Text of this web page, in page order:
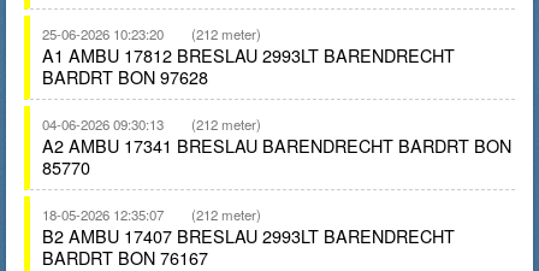
25-06-2026 10:23:20 (212 meter)
A1 AMBU 17812 BRESLAU 2993LT BARENDRECHT
BARDRT BON 97628
04-06-2026 09:30:13 (212 meter)
A2 AMBU 17341 BRESLAU BARENDRECHT BARDRT BON
85770
18-05-2026 12:35:07 (212 meter)
B2 AMBU 17407 BRESLAU 2993LT BARENDRECHT
BARDRT BON 76167